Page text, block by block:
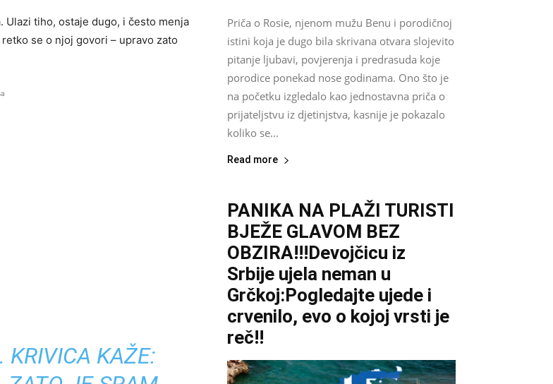
Ulazi tiho, ostaje dugo, i često menja
se o njoj govori – upravo zato
KRIVICA KAŽE:
Priča o Rosie, njenom mužu Benu i porodičnoj
istini koja je dugo bila skrivana otvara slojevito
pitanje ljubavi, povjerenja i predrasuda koje
porodice ponekad nose godinama. Ono što je
na početku izgledalo kao jednostavna priča o
prijateljstvu iz djetinjstva, kasnije je pokazalo
koliko se...
Read more
PANIKA NA PLAŽI TURISTI
BJEŽE GLAVOM BEZ
OBZIRA!!!Devojčicu iz
Srbije ujela neman u
Grčkoj:Pogledajte ujede i
crvenilo, evo o kojoj vrsti je
reč!!